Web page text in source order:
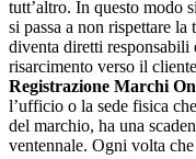
tutt’altro. In questo modo
si passa a non rispettare
diventa diretti responsabili
risarcimento verso il
Registrazione Marchi
l’ufficio o la sede fisica
del marchio, ha una
ventennale. Ogni volta